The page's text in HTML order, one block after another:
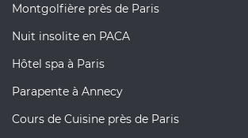
Montgolfière près de Paris
Nuit insolite en PACA
Hôtel spa à Paris
Parapente à Annecy
Cours de Cuisine près de Paris